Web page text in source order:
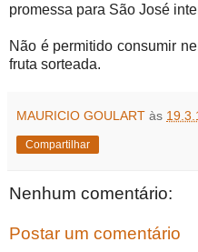
promessa para São José
Não é permitido consumir
fruta sorteada.
MAURICIO GOULART às
Compartilhar
Nenhum comentário:
Postar um comentário